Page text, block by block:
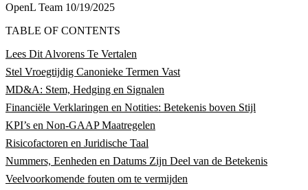
OpenL Team 10/19/2025
TABLE OF CONTENTS
Lees Dit Alvorens Te Vertalen
Stel Vroegtijdig Canonieke Termen Vast
MD&A: Stem, Hedging en Signalen
Financiële Verklaringen en Notities: Betekenis boven Stijl
KPI’s en Non-GAAP Maatregelen
Risicofactoren en Juridische Taal
Nummers, Eenheden en Datums Zijn Deel van de Betekenis
Veelvoorkomende fouten om te vermijden